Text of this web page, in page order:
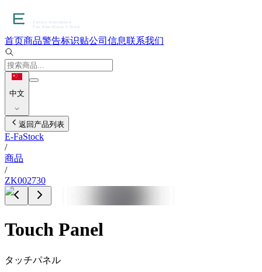
首页商品警告标识贴公司信息联系我们
中文
返回产品列表
E-FaStock
/
商品
/
ZK002730
Touch Panel
タッチパネル